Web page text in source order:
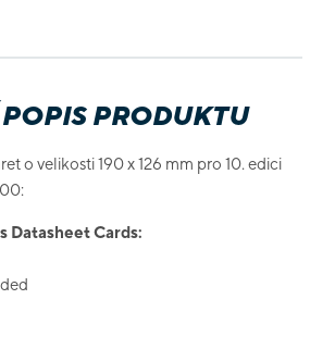
PRODUKTU
o velikosti 190 x 126 mm pro 10. edici
Datasheet Cards: